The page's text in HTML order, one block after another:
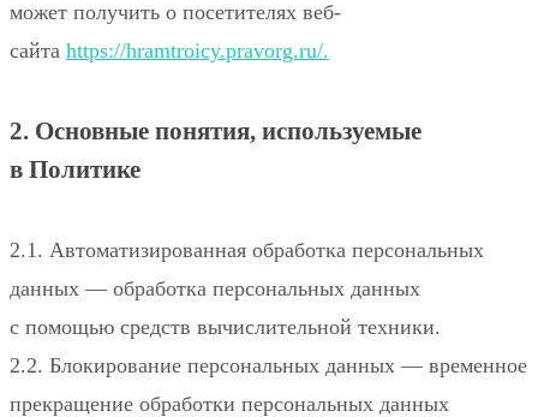
может получить о посетителях веб-
сайта https://hramtroicy.pravorg.ru/.
2. Основные понятия, используемые
в Политике
2.1. Автоматизированная обработка персональных
данных — обработка персональных данных
с помощью средств вычислительной техники.
2.2. Блокирование персональных данных — временное
прекращение обработки персональных данных